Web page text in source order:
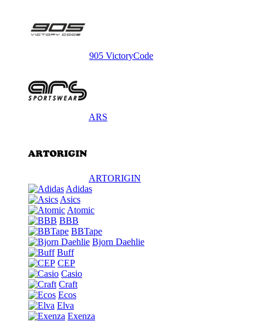
905 VictoryCode
ARS
ARTORIGIN
Adidas
Asics
Atomic
BBB
BBTape
Bjorn Daehlie
Buff
CEP
Casio
Craft
Ecos
Elva
Exenza